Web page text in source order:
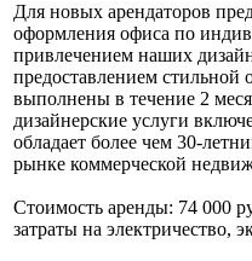
Для новых арендаторов
оформления офиса по
привлечением наших
предоставлением стильной
выполнены в течение 2
дизайнерские услуги
обладает более чем 30-
рынке коммерческой
Стоимость аренды: 74 000
затраты на электричество,